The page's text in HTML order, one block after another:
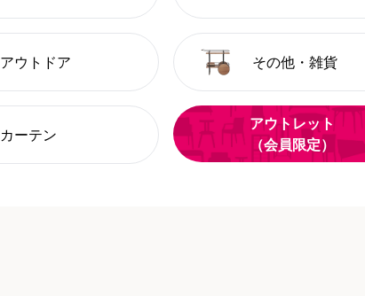
アウトドア その他・雑貨
カーテン
アウトレット
（会員限定）